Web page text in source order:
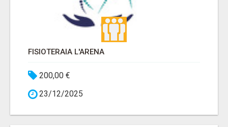
FISIOTERAIA L'ARENA
200,00 €
23/12/2025